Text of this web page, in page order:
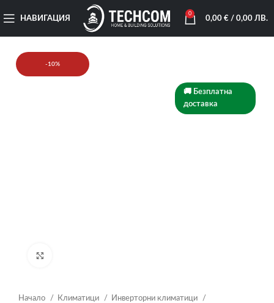
НАВИГАЦИЯ
0
0,00 €/ 0,00 ЛВ.
🚚 Безплатна
доставка
-10%
Начало Климатици
Инверторни климатици